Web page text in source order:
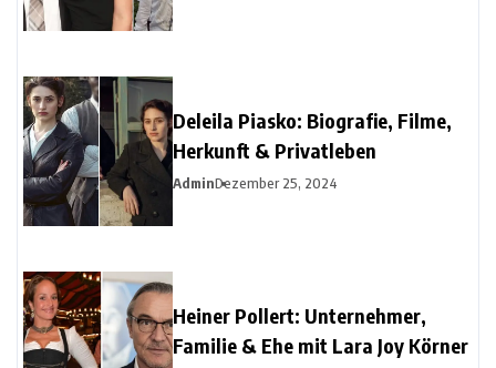
Deleila Piasko: Biografie, Filme,
Herkunft & Privatleben
AdminDezember 25, 2024
Heiner Pollert: Unternehmer,
Familie & Ehe mit Lara Joy Körner